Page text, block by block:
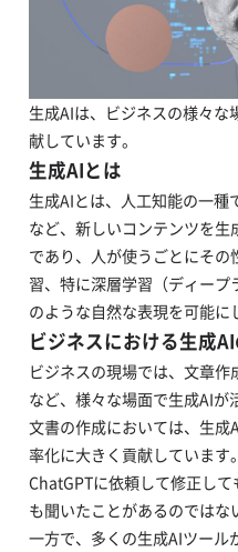
生成AIは、ビジネスの様々
献しています。
生成AIとは
生成AIとは、人工知能の一
など、新しいコンテンツを
であり、人が使うごとにそ
習、特に深層学習（ディー
のような自然な表現を可能に
ビジネスにおける生成
ビジネスの現場では、文章
など、様々な場面で生成AIが
文書の作成においては、生
率化に大きく貢献していま
ChatGPTに依頼して修正し
も聞いたことがあるのではな
一方で、多くの生成AIツール